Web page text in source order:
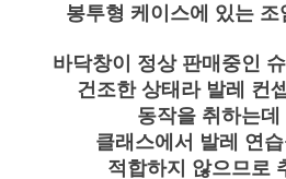
봉투형 케이스에 있는
바닥창이 정상 판매중인
건조한 상태라 발레 컨
동작을 취하는
클래스에서 발레 연
적합하지 않으므로